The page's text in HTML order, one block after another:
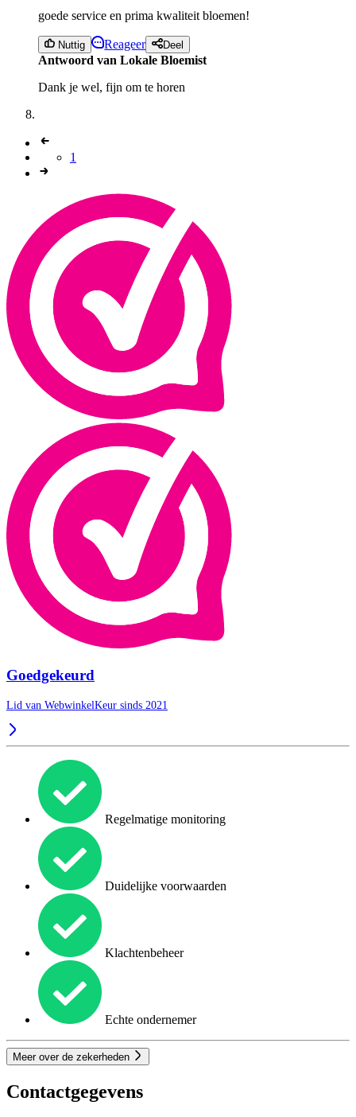
goede service en prima kwaliteit bloemen!
Nuttig Reageer Deel
Antwoord van Lokale Bloemist
Dank je wel, fijn om te horen
1
Goedgekeurd
Lid van WebwinkelKeur sinds 2021
Regelmatige monitoring
Duidelijke voorwaarden
Klachtenbeheer
Echte ondernemer
Meer over de zekerheden
Contactgegevens